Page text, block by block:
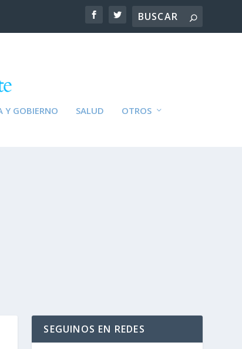
Y GOBIERNO SALUD OTROS
SEGUINOS EN REDES